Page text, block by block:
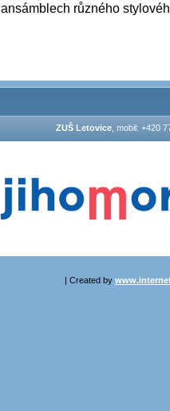
ansámblech různého
ZUŠ Letovice, mobil: +420
| Created by